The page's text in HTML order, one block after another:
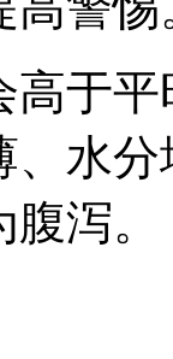
高于
、水
泻。